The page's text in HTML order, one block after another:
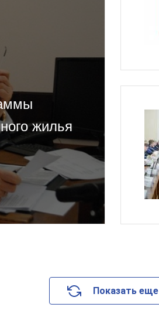
жилья
Показать еще